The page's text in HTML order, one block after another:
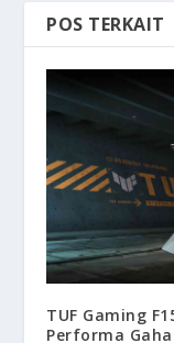
POS TERKAIT
TUF Gaming
Performa